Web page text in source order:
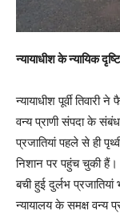
न्यायाधीश के न्यायिक
न्यायाधीश पूर्वी
वन्य प्राणी संपदा के
प्रजातियां पहले से ही
निशान पर पहुंच चुकी हैं।
बची हुई दुर्लभ
न्यायालय के समक्ष वन्य